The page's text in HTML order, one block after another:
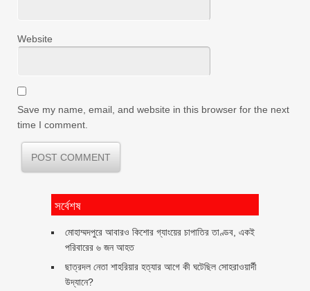
Website
Save my name, email, and website in this browser for the next
time I comment.
সর্বেশষ
মোহাম্মদপুরে আবারও কিশোর গ্যাংয়ের চাপাতির তাণ্ডব, একই
পরিবারের ৬ জন আহত
ছাত্রদল নেতা শাহরিয়ার হত্যার আগে কী ঘটেছিল সোহরাওয়ার্দী
উদ্যানে?